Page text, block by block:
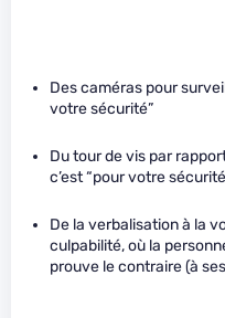
Des caméras pour
votre sécurité”
Du tour de vis par
c’est “pour votre
De la verbalisation à la
culpabilité, où la
prouve le contraire (à